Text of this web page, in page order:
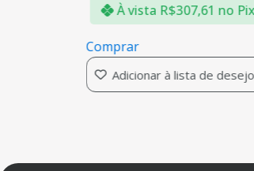
À vistaR$307,61no Pix
Comprar
Adicionar à lista de desejos